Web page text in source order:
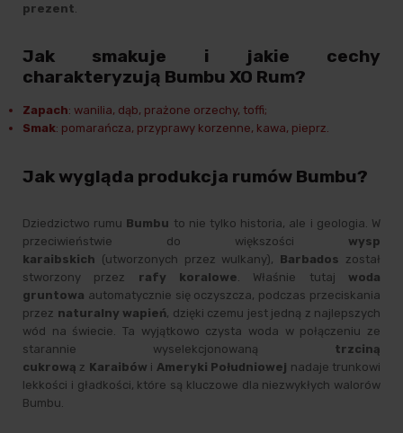
prezent
Jak smakuje i jakie cechy
charakteryzują Bumbu XO Rum?
Zapach: wanilia, dąb, prażone orzechy, toffi;
Smak: pomarańcza, przyprawy korzenne, kawa, pieprz.
Jak wygląda produkcja rumów Bumbu?
Dziedzictwo rumu Bumbu to nie tylko historia, ale i geologia. W
przeciwieństwie do większości wysp
karaibskich (utworzonych przez wulkany), Barbados został
stworzony przez rafy koralowe. Właśnie tutaj woda
gruntowa automatycznie się oczyszcza, podczas przeciskania
przez naturalny wapień, dzięki czemu jest jedną z najlepszych
wód na świecie. Ta wyjątkowo czysta woda w połączeniu ze
starannie wyselekcjonowaną trzciną
cukrową z Karaibów i Ameryki Południowej nadaje trunkowi
lekkości i gładkości, które są kluczowe dla niezwykłych walorów
Bumbu.